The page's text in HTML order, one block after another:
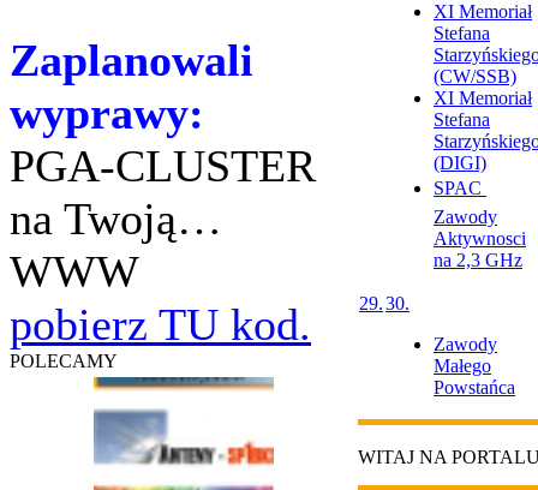
Zaplanowali
wyprawy:
PGA-CLUSTER
na Twoją…
WWW
pobierz TU kod.
POLECAMY
XI Memoriał
Stefana
(CW/SSB)
XI Memoriał
Stefana
(DIGI)
SPAC 
Zawody
Aktywnosci
na 2,3 GHz
29.30.
Zawody
Małego
Powstańca
WITAJ NA